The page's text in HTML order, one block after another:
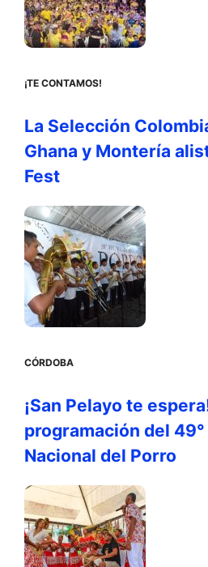
¡TE CONTAMOS!
La Selección
Ghana y Montería
Fest
CÓRDOBA
¡San Pelayo te
programación del
Nacional del Porro